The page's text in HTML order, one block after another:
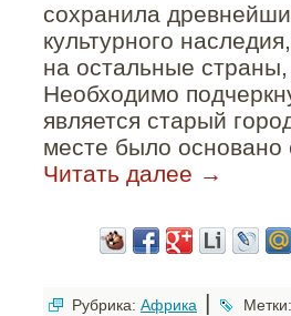
сохранила
культурного
на остальные
Необходимо
является старый
месте было
Читать далее →
Рубрика: Африка | Метки: